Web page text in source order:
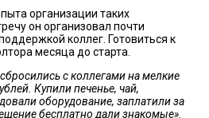
организации таких
он организовал почти
коллег. Готовиться к
месяца до старта.
с коллегами на мелкие
Купили печенье, чай,
оборудование, заплатили за
бесплатно дали знакомые».